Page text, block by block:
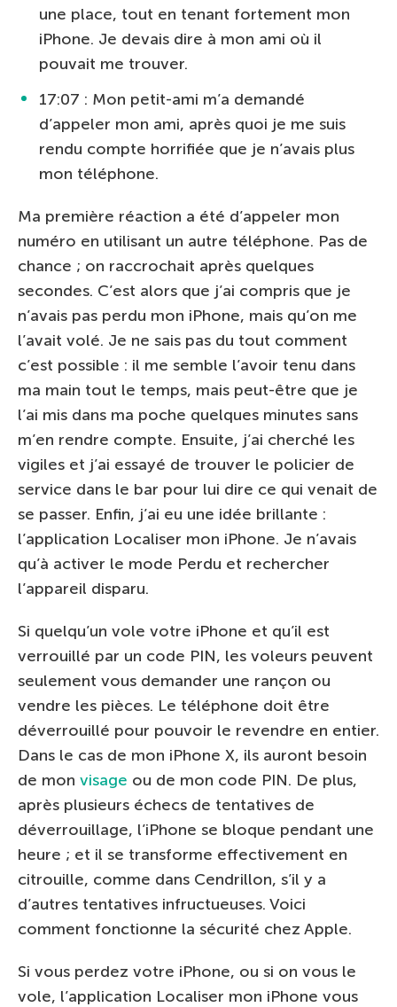
une place, tout en tenant fortement mon
iPhone. Je devais dire à mon ami où il
pouvait me trouver.
17:07 : Mon petit-ami m’a demandé
d’appeler mon ami, après quoi je me suis
rendu compte horrifiée que je n’avais plus
mon téléphone.
Ma première réaction a été d’appeler mon
numéro en utilisant un autre téléphone. Pas de
chance ; on raccrochait après quelques
secondes. C’est alors que j’ai compris que je
n’avais pas perdu mon iPhone, mais qu’on me
l’avait volé. Je ne sais pas du tout comment
c’est possible : il me semble l’avoir tenu dans
ma main tout le temps, mais peut-être que je
l’ai mis dans ma poche quelques minutes sans
m’en rendre compte. Ensuite, j’ai cherché les
vigiles et j’ai essayé de trouver le policier de
service dans le bar pour lui dire ce qui venait de
se passer. Enfin, j’ai eu une idée brillante :
l’application Localiser mon iPhone. Je n’avais
qu’à activer le mode Perdu et rechercher
l’appareil disparu.
Si quelqu’un vole votre iPhone et qu’il est
verrouillé par un code PIN, les voleurs peuvent
seulement vous demander une rançon ou
vendre les pièces. Le téléphone doit être
déverrouillé pour pouvoir le revendre en entier.
Dans le cas de mon iPhone X, ils auront besoin
de mon visage ou de mon code PIN. De plus,
après plusieurs échecs de tentatives de
déverrouillage, l’iPhone se bloque pendant une
heure ; et il se transforme effectivement en
citrouille, comme dans Cendrillon, s’il y a
d’autres tentatives infructueuses. Voici
comment fonctionne la sécurité chez Apple.
Si vous perdez votre iPhone, ou si on vous le
vole, l’application Localiser mon iPhone vous